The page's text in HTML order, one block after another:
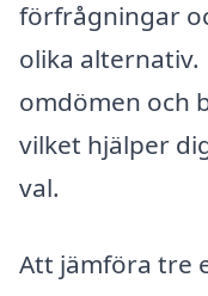
förfrågningar
olika alternativ.
omdömen och
vilket hjälper
val.
Att jämföra tre